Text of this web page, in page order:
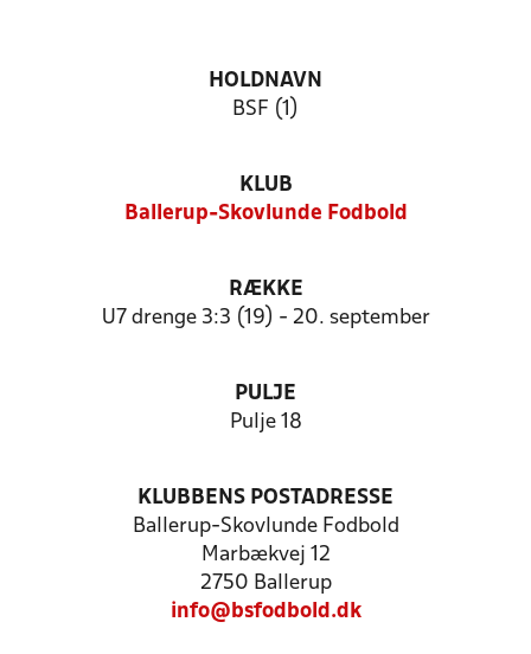
HOLDNAVN
BSF (1)
KLUB
Ballerup-Skovlunde Fodbold
RÆKKE
U7 drenge 3:3 (19) - 20. september
PULJE
Pulje 18
KLUBBENS POSTADRESSE
Ballerup-Skovlunde Fodbold
Marbækvej 12
2750 Ballerup
info@bsfodbold.dk